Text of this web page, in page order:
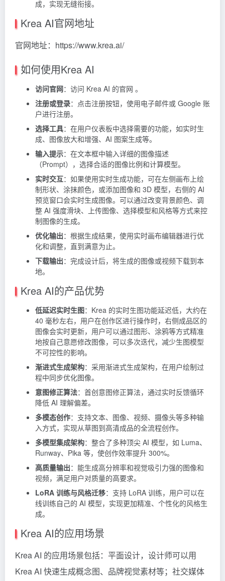
成，实现无缝衔接。
Krea AI官网地址
官网地址：https://www.krea.ai/
如何使用Krea AI
访问官网：访问 Krea AI 的官网 。
注册或登录：点击注册按钮，使用电子邮件或 Google 账
户进行注册。
选择工具：在用户仪表板中选择需要的功能，如实时生
成、图像放大和增强、AI 图案生成等。
输入提示：在文本框中输入详细的图像描述
（Prompt），选择合适的图像比例和计算模型。
实时交互：如果使用实时生成功能，可在左侧画布上绘
制形状、涂抹颜色，或添加图像和 3D 模型，右侧的 AI
预览窗口会实时生成图像。可以通过改变背景颜色、调
整 AI 强度滑块、上传图像、选择模型和风格等方式来控
制图像的生成。
优化输出：根据生成结果，使用实时画布编辑器进行优
化和调整，直到满意为止。
下载输出：完成设计后，将生成的图像或视频下载到本
地。
Krea AI的产品优势
低延迟实时生图：Krea 的实时生图功能延迟低，大约在
40 毫秒左右，用户在创作区进行操作时，右侧成品区的
图像会实时更新，用户可以通过图形、涂鸦等方式精准
地按自己意愿修改图像，可以多次迭代，减少生图模型
不可控性的影响。
渐进式生成架构：采用渐进式生成架构，在用户绘制过
程中同步优化图像。
意图修正算法：首创意图修正算法，通过实时反馈循环
降低 AI 理解偏差。
多模态创作：支持文本、图像、视频、摄像头等多种输
入方式，实现从草图到高清成品的全流程创作。
多模型集成架构：整合了多种顶尖 AI 模型，如 Luma、
Runway、Pika 等，使创作效率提升 300%。
高质量输出：能生成高分辨率和视觉吸引力强的图像和
视频，满足用户对质量的高要求。
LoRA 训练与风格迁移：支持 LoRA 训练，用户可以在
线训练自己的 AI 模型，实现更加精准、个性化的风格生
成。
Krea AI的应用场景
Krea AI 的应用场景包括：平面设计，设计师可以用
Krea AI 快速生成概念图、品牌视觉素材等；社交媒体